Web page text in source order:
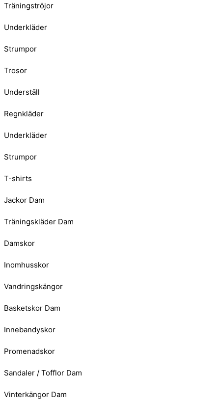
Träningströjor
Underkläder
Strumpor
Trosor
Underställ
Regnkläder
Underkläder
Strumpor
T-shirts
Jackor Dam
Träningskläder Dam
Damskor
Inomhusskor
Vandringskängor
Basketskor Dam
Innebandyskor
Promenadskor
Sandaler / Tofflor Dam
Vinterkängor Dam